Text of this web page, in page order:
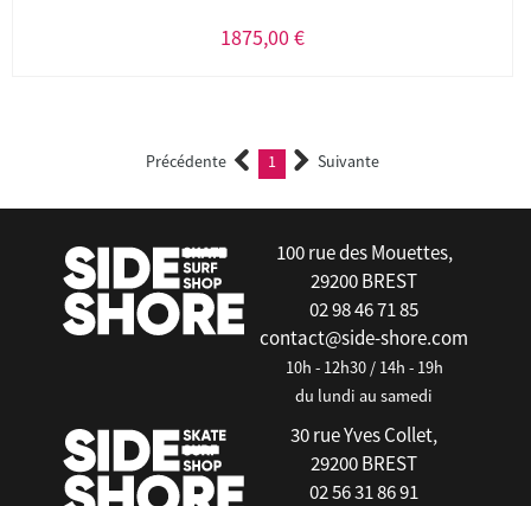
1875,00 €
Précédente 1 (current)Suivante
100 rue des Mouettes,
29200 BREST
02 98 46 71 85
contact@side-shore.com
10h - 12h30 / 14h - 19h
du lundi au samedi
30 rue Yves Collet,
29200 BREST
02 56 31 86 91